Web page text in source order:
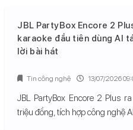
JBL PartyBox Encore 2
karaoke đầu tiên dùng AI
lời bài hát
JBL PartyBox Encore 2 Plus
triệu đồng, tích hợp công nghệ
Tin công nghệ 13/07/2026